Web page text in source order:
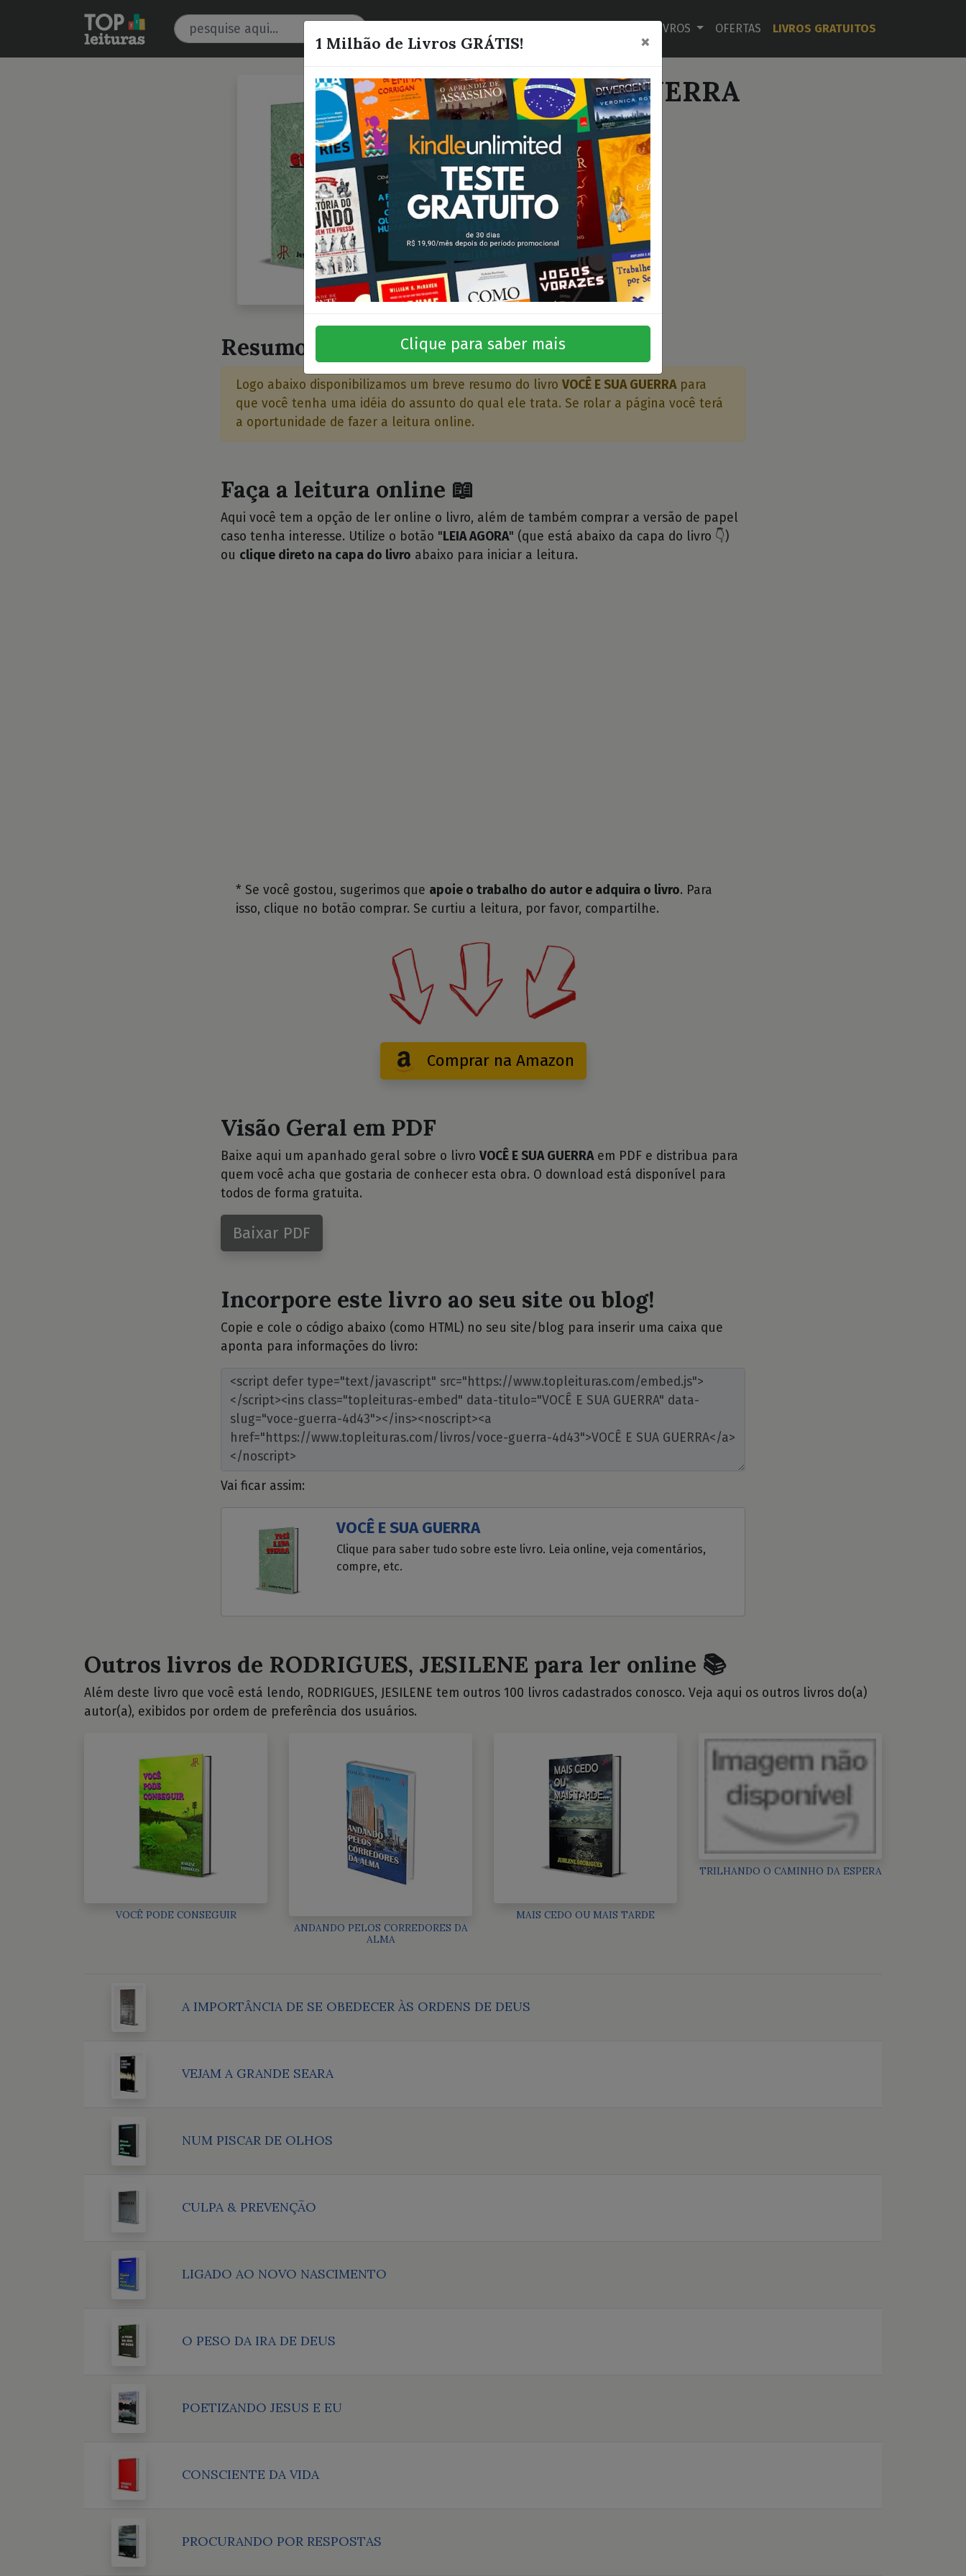
LIVROS OFERTAS LIVROS GRATUITOS
VOCÊ E SUA GUERRA
RODRIGUES, JESILENE
Quero este livro!
Resumo do livro 🤔
Logo abaixo disponibilizamos um breve resumo do livro VOCÊ E SUA GUERRApara
que você tenha uma idéia do assunto do qual ele trata. Se rolar a página você terá
a oportunidade de fazer a leitura online.
Faça a leitura online 📖
Aqui você tem a opção de ler online o livro, além de também comprar a versão de papel
caso tenha interesse. Utilize o botão " LEIA AGORA" (que está abaixo da capa do livro 👇)
ou clique direto na capa do livro abaixo para iniciar a leitura.
* Se você gostou, sugerimos que apoie o trabalho do autor e adquira o livro. Para
isso, clique no botão comprar. Se curtiu a leitura, por favor, compartilhe.
Comprar na Amazon
Visão Geral em PDF
Baixe aqui um apanhado geral sobre o livro VOCÊ E SUA GUERRAem PDF e distribua para
quem você acha que gostaria de conhecer esta obra. O download está disponível para
todos de forma gratuita.
Baixar PDF
Incorpore este livro ao seu site ou blog!
Copie e cole o código abaixo (como HTML) no seu site/blog para inserir uma caixa que
aponta para informações do livro:
Vai ficar assim:
VOCÊ E SUA GUERRA
Clique para saber tudo sobre este livro. Leia online, veja comentários,
compre, etc.
Outros livros de RODRIGUES, JESILENE para ler online 📚
Além deste livro que você está lendo, RODRIGUES, JESILENE tem outros 100 livros cadastrados conosco. Veja aqui os outros livros do(a)
autor(a), exibidos por ordem de preferência dos usuários.
VOCÊ PODE CONSEGUIR
ANDANDO PELOS CORREDORES DA
ALMA
MAIS CEDO OU MAIS TARDE
TRILHANDO O CAMINHO DA ESPERA
A IMPORTÂNCIA DE SE OBEDECER ÀS ORDENS DE DEUS
VEJAM A GRANDE SEARA
NUM PISCAR DE OLHOS
CULPA & PREVENÇÃO
LIGADO AO NOVO NASCIMENTO
O PESO DA IRA DE DEUS
POETIZANDO JESUS E EU
CONSCIENTE DA VIDA
PROCURANDO POR RESPOSTAS
1 Milhão de Livros GRÁTIS! ×
Clique para saber mais